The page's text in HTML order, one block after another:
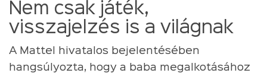
Nem csak játék,
visszajelzés is a világnak
A Mattel hivatalos bejelentésében
hangsúlyozta, hogy a baba megalkotásához